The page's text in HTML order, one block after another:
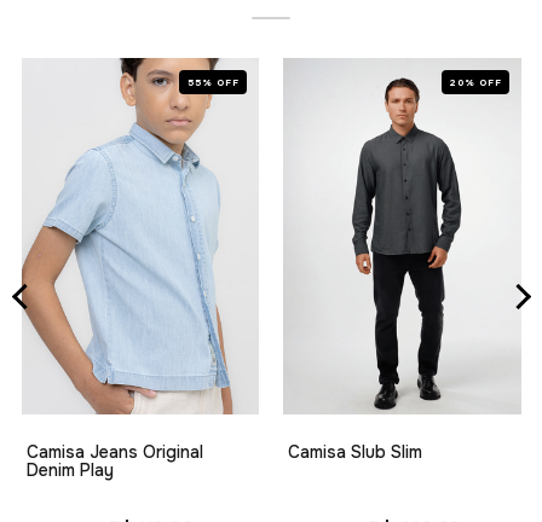
55% OFF
Camisa Jeans Original
Denim Play
20% OFF
Camisa Slub Slim